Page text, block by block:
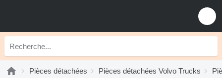
Pièces détachées Pièces détachées Volvo Trucks